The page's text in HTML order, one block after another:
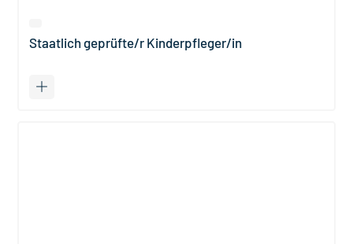
Staatlich geprüfte/r Kinderpfleger/in